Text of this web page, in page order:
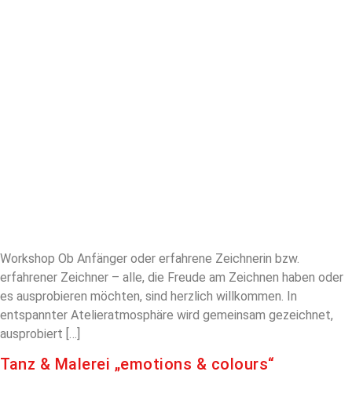
Workshop Ob Anfänger oder erfahrene Zeichnerin bzw.
erfahrener Zeichner – alle, die Freude am Zeichnen haben oder
es ausprobieren möchten, sind herzlich willkommen. In
entspannter Atelieratmosphäre wird gemeinsam gezeichnet,
ausprobiert […]
Tanz & Malerei „emotions & colours“